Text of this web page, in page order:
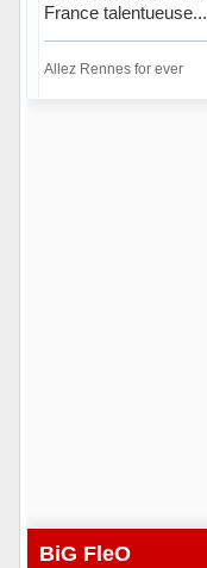
France talentueuse...
Allez Rennes for ever
BiG FleO